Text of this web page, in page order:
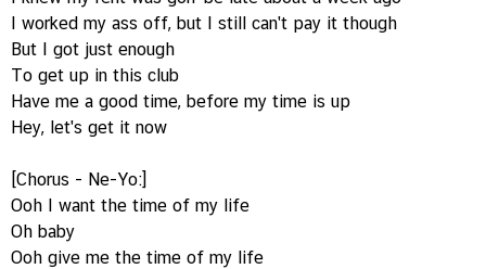
I worked my ass off, but I still can't pay it though
But I got just enough
To get up in this club
Have me a good time, before my time is up
Hey, let's get it now
[Chorus - Ne-Yo:]
Ooh I want the time of my life
Oh baby
Ooh give me the time of my life